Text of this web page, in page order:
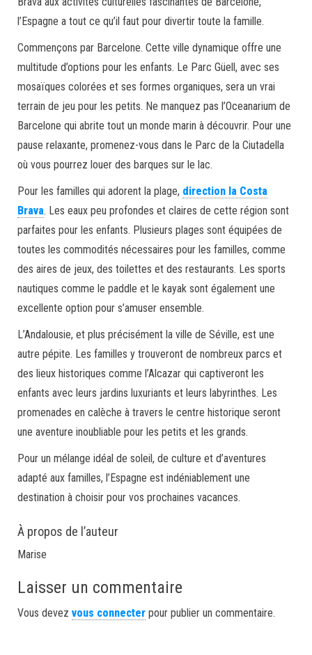
l’Espagne a tout ce qu’il faut pour divertir toute la famille.
Commençons par Barcelone. Cette ville dynamique offre une
multitude d’options pour les enfants. Le Parc Güell, avec ses
mosaïques colorées et ses formes organiques, sera un vrai
terrain de jeu pour les petits. Ne manquez pas l’Oceanarium de
Barcelone qui abrite tout un monde marin à découvrir. Pour une
pause relaxante, promenez-vous dans le Parc de la Ciutadella
où vous pourrez louer des barques sur le lac.
Pour les familles qui adorent la plage, direction la Costa
Brava. Les eaux peu profondes et claires de cette région sont
parfaites pour les enfants. Plusieurs plages sont équipées de
toutes les commodités nécessaires pour les familles, comme
des aires de jeux, des toilettes et des restaurants. Les sports
nautiques comme le paddle et le kayak sont également une
excellente option pour s’amuser ensemble.
L’Andalousie, et plus précisément la ville de Séville, est une
autre pépite. Les familles y trouveront de nombreux parcs et
des lieux historiques comme l’Alcazar qui captiveront les
enfants avec leurs jardins luxuriants et leurs labyrinthes. Les
promenades en calèche à travers le centre historique seront
une aventure inoubliable pour les petits et les grands.
Pour un mélange idéal de soleil, de culture et d’aventures
adapté aux familles, l’Espagne est indéniablement une
destination à choisir pour vos prochaines vacances.
À propos de l’auteur
Marise
Laisser un commentaire
Vous devez vous connecter pour publier un commentaire.